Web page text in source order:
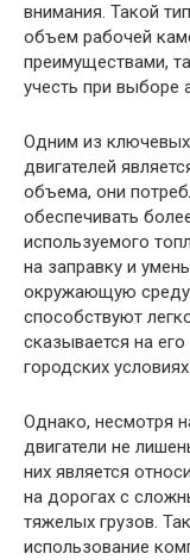
внимания. Такой
объем рабочей
преимуществами,
учесть при выборе
Одним из
двигателей
объема, они
обеспечивать
используемого
на заправку и
окружающую
способствуют
сказывается на
городских условиях.
Однако, несмотря
двигатели не
них является
на дорогах с
тяжелых грузов.
использование